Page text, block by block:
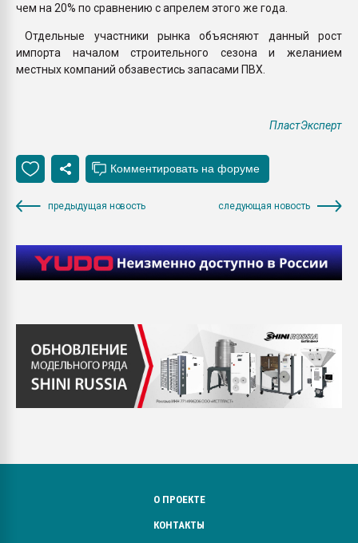
чем на 20% по сравнению с апрелем этого же года.
Отдельные участники рынка объясняют данный рост
импорта началом строительного сезона и желанием
местных компаний обзавестись запасами ПВХ.
ПластЭксперт
предыдущая новость следующая новость
О ПРОЕКТЕ
КОНТАКТЫ